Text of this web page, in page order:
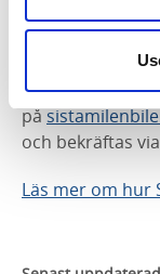
Res till, från
restauranger,
Götene, Skara
på
och bekräftas
Läs mer om hur